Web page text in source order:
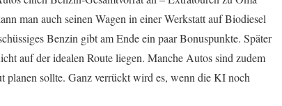
man auch seinen Wagen in einer Werkstatt auf Biodiesel
Benzin gibt am Ende ein paar Bonuspunkte. Später
auf der idealen Route liegen. Manche Autos sind zudem
planen sollte. Ganz verrückt wird es, wenn die KI noch